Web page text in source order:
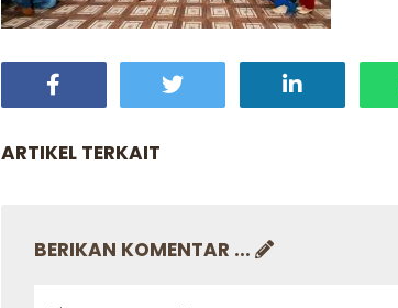
ARTIKEL TERKAIT
BERIKAN KOMENTAR ...